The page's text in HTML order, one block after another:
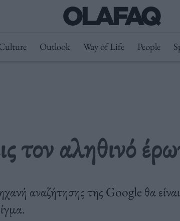
Outlook Way of Life People
τον αληθινό
αναζήτησης της Google θα είναι